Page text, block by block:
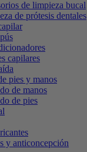
de limpieza bucal
de prótesis dentales
capilares
pies y manos
de manos
de pies
y anticoncepción